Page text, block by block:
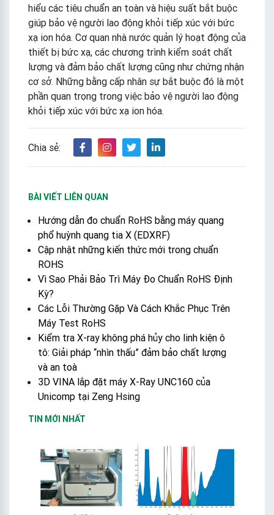
hiểu các tiêu chuẩn an toàn và hiệu suất bắt buộc
giúp bảo vệ người lao động khỏi tiếp xúc với bức
xạ ion hóa. Cơ quan nhà nước quản lý hoạt động của
thiết bị bức xạ, các chương trình kiểm soát chất
lượng và đảm bảo chất lượng cũng như chứng nhận
cơ sở. Những bằng cấp nhân sự bắt buộc đó là một
phần quan trọng trong việc bảo vệ người lao động
khỏi tiếp xúc với bức xạ ion hóa.
Chia sẻ:
BÀI VIẾT LIÊN QUAN
Hướng dẫn đo chuẩn RoHS bằng máy quang
phổ huỳnh quang tia X (EDXRF)
Cập nhật những kiến thức mới trong chuẩn
ROHS
Vì Sao Phải Bảo Trì Máy Đo Chuẩn RoHS Định
Kỳ?
Các Lỗi Thường Gặp Và Cách Khắc Phục Trên
Máy Test RoHS
Kiểm tra X-ray không phá hủy cho linh kiện ô
tô: Giải pháp “nhìn thấu” đảm bảo chất lượng
và an toà
3D VINA lắp đặt máy X-Ray UNC160 của
Unicomp tại Zeng Hsing
TIN MỚI NHẤT